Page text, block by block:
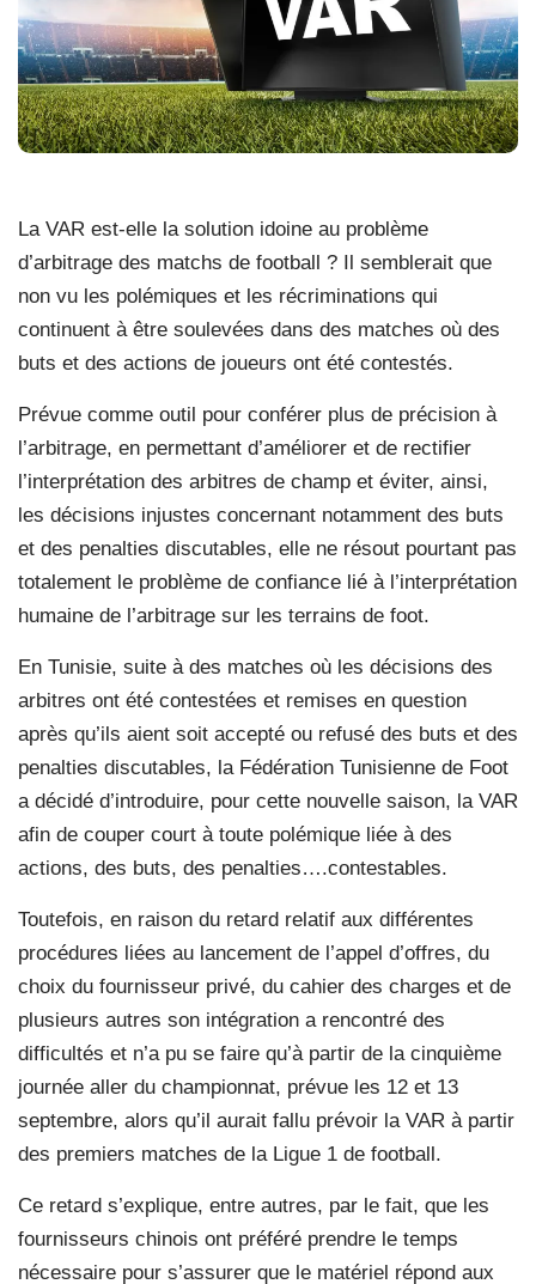
La VAR est-elle la solution idoine au problème
d’arbitrage des matchs de football ? Il semblerait que
non vu les polémiques et les récriminations qui
continuent à être soulevées dans des matches où des
buts et des actions de joueurs ont été contestés.
Prévue comme outil pour conférer plus de précision à
l’arbitrage, en permettant d’améliorer et de rectifier
l’interprétation des arbitres de champ et éviter, ainsi,
les décisions injustes concernant notamment des buts
et des penalties discutables, elle ne résout pourtant pas
totalement le problème de confiance lié à l’interprétation
humaine de l’arbitrage sur les terrains de foot.
En Tunisie, suite à des matches où les décisions des
arbitres ont été contestées et remises en question
après qu’ils aient soit accepté ou refusé des buts et des
penalties discutables, la Fédération Tunisienne de Foot
a décidé d’introduire, pour cette nouvelle saison, la VAR
afin de couper court à toute polémique liée à des
actions, des buts, des penalties….contestables.
Toutefois, en raison du retard relatif aux différentes
procédures liées au lancement de l’appel d’offres, du
choix du fournisseur privé, du cahier des charges et de
plusieurs autres son intégration a rencontré des
difficultés et n’a pu se faire qu’à partir de la cinquième
journée aller du championnat, prévue les 12 et 13
septembre, alors qu’il aurait fallu prévoir la VAR à partir
des premiers matches de la Ligue 1 de football.
Ce retard s’explique, entre autres, par le fait, que les
fournisseurs chinois ont préféré prendre le temps
nécessaire pour s’assurer que le matériel répond aux